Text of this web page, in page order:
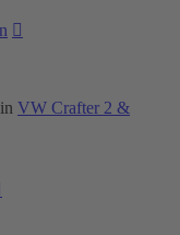
VW Crafter 2 &